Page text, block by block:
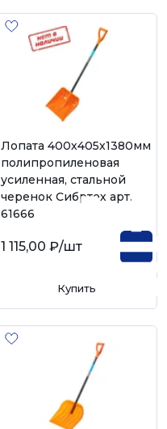
Лопата 400х405х1380мм
полипропиленовая
усиленная, стальной
черенок Сибртех арт.
61666
1 115,00 ₽/шт
Купить